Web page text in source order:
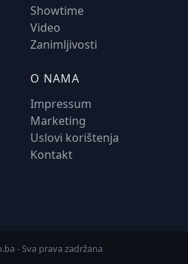
Showtime
Video
Zanimljivosti
O NAMA
Impressum
Marketing
Uslovi korištenja
Kontakt
- Sva prava zadržana